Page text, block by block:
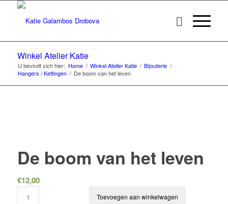
Winkel Atelier Katie
U bevindt zich hier: Home / Winkel Atelier Katie / Bijouterie /
Hangers / Kettingen / De boom van het leven
De boom van het leven
€12,00
Toevoegen aan winkelwagen